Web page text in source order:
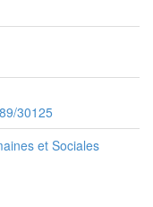
30125
et Sociales